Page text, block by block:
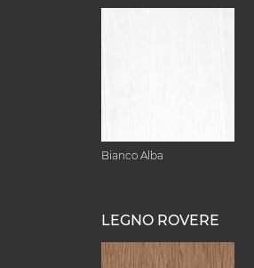
Bianco Alba
LEGNO ROVERE